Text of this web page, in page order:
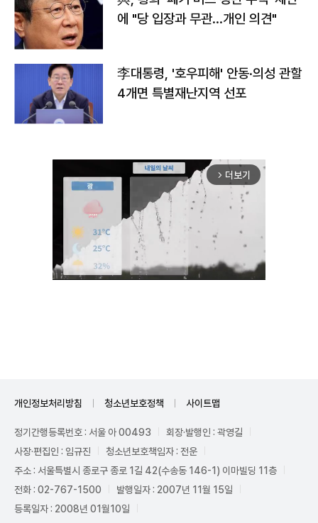
에 "당 입장과 무관…개인 의견"
李대통령, '호우피해' 안동·의성 관할
4개면 특별재난지역 선포
arrow_forward_ios 더보기
개인정보처리방침 청소년보호정책 사이트맵
정기간행등록번호 : 서울 아 00493
회장·발행인 : 곽영길
사장·편집인 : 임규진
청소년보호책임자 : 전운
주소 : 서울특별시 종로구 종로 1길 42(수송동 146-1) 이마빌딩 11층
전화 : 02-767-1500
발행일자 : 2007년 11월 15일
등록일자 : 2008년 01월10일